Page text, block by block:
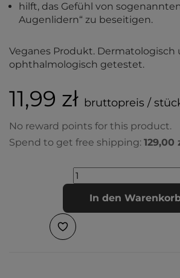
hilft, das Gefühl von
Augenlidern“ zu beseitigen.
Veganes Produkt. Dermatologisch
ophthalmologisch getestet.
11,99 zł bruttopreis /
No reward points for this product.
Spend to get free shipping: 129,00
In den